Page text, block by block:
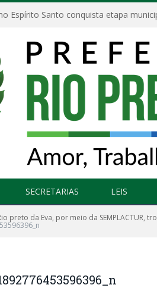
SECRETARIAS LEIS
preto da Eva, por meio da SEMPLACTUR,